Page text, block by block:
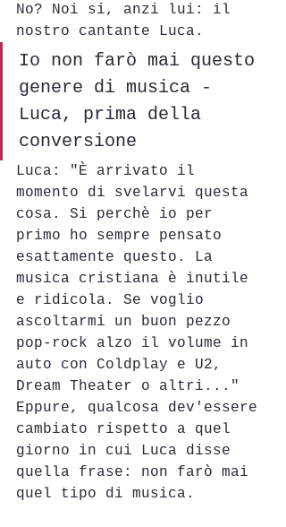
No? Noi si, anzi lui: il
nostro cantante Luca.
Io non farò mai questo
genere di musica -
Luca, prima della
conversione
Luca: "È arrivato il
momento di svelarvi questa
cosa. Si perchè io per
primo ho sempre pensato
esattamente questo. La
musica cristiana è inutile
e ridicola. Se voglio
ascoltarmi un buon pezzo
pop-rock alzo il volume in
auto con Coldplay e U2,
Dream Theater o altri..."
Eppure, qualcosa dev'essere
cambiato rispetto a quel
giorno in cui Luca disse
quella frase: non farò mai
quel tipo di musica.